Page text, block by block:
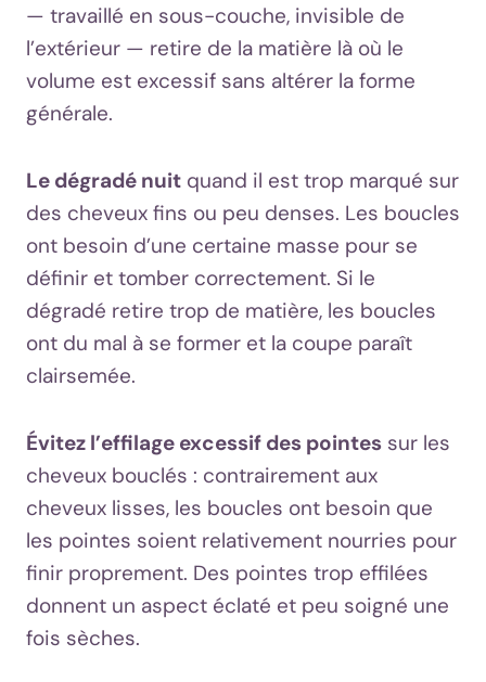
— travaillé en sous-couche, invisible de
l’extérieur — retire de la matière là où le
volume est excessif sans altérer la forme
générale.
Le dégradé nuit quand il est trop marqué sur
des cheveux fins ou peu denses. Les boucles
ont besoin d’une certaine masse pour se
définir et tomber correctement. Si le
dégradé retire trop de matière, les boucles
ont du mal à se former et la coupe paraît
clairsemée.
Évitez l’effilage excessif des pointes sur les
cheveux bouclés : contrairement aux
cheveux lisses, les boucles ont besoin que
les pointes soient relativement nourries pour
finir proprement. Des pointes trop effilées
donnent un aspect éclaté et peu soigné une
fois sèches.